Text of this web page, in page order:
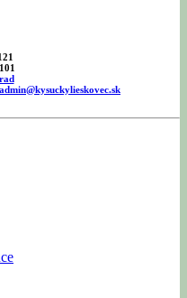
admin@kysuckylieskovec.sk